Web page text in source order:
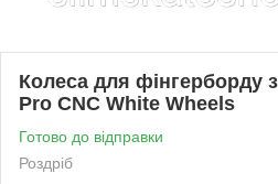
Колеса для фінгерборду
Pro CNC White Wheels
Готово до відправки
Роздріб